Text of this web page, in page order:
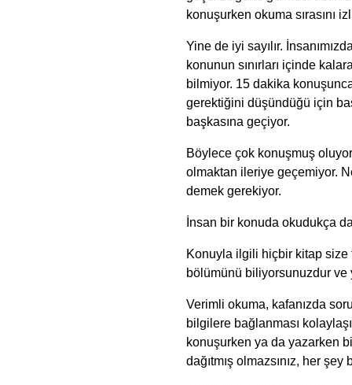
konuşurken okuma sırasını
Yine de iyi sayılır.
konunun sınırları içinde
bilmiyor. 15 dakika
gerektiğini düşündüğü için
başkasına geçiyor.
Böylece çok konuşmuş oluyor
olmaktan ileriye geçemiyor.
demek gerekiyor.
İnsan bir konuda okudukça
Konuyla ilgili hiçbir kitap
bölümünü biliyorsunuzdur ve
Verimli okuma, kafanızda
bilgilere bağlanması
konuşurken ya da yazarken
dağıtmış olmazsınız, her